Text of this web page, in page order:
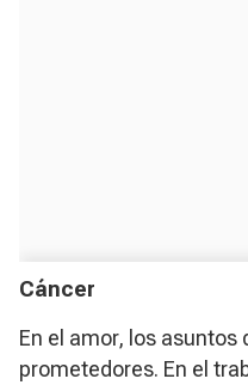
Cáncer
En el amor, los
prometedores. En el